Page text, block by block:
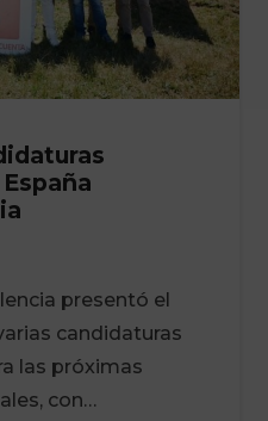
presentó el
candidaturas
las próximas
con…